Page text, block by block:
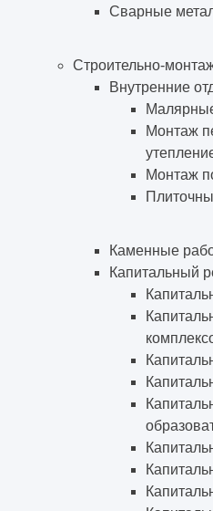
Сварные
Строительно-
Внутренние
Монтаж
Монтаж
Каменные
Капитальный